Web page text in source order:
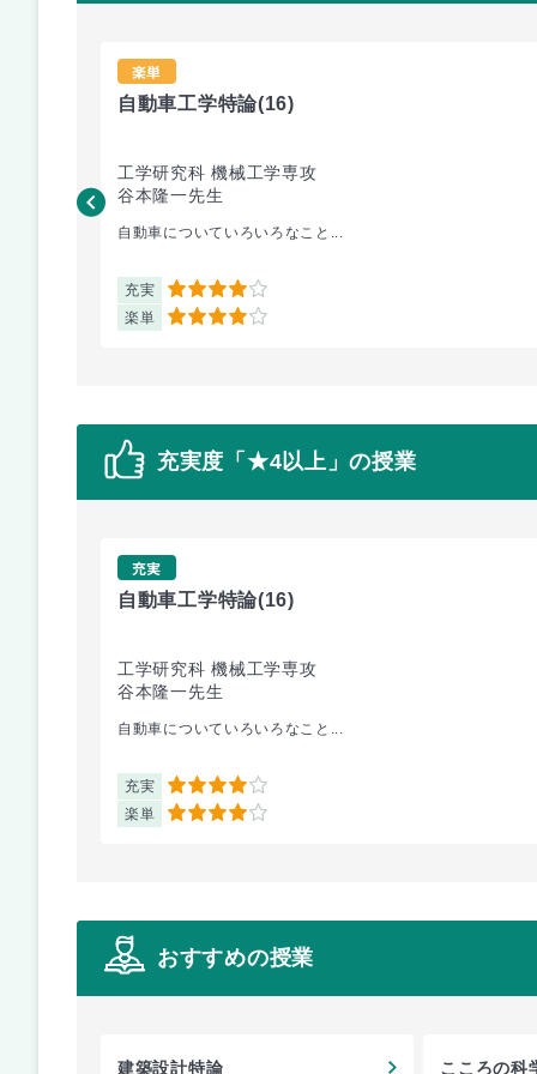
楽単
自動車工学特論(16)
工学研究科 機械工学専攻
谷本隆一先生
自動車についていろいろなこと...
充実 4
楽単 4
充実度「★4以上」の授業
充実
自動車工学特論(16)
工学研究科 機械工学専攻
谷本隆一先生
自動車についていろいろなこと...
充実 4
楽単 4
おすすめの授業
建築設計特論 こころの科